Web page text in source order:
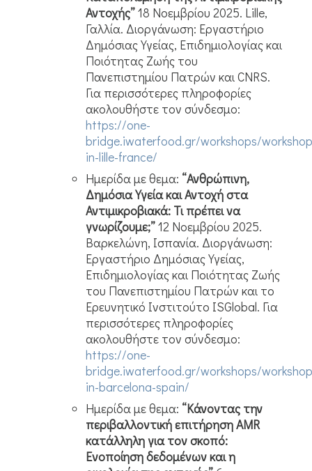
Αντοχής”18 Νοεμβρίου 2025. Lille,
Γαλλία. Διοργάνωση: Εργαστήριο
Δημόσιας Υγείας, Επιδημιολογίας και
Ποιότητας Ζωής του
Πανεπιστημίου Πατρών και CNRS.
Για περισσότερες πληροφορίες
ακολουθήστε τον σύνδεσμο:
https://one-
bridge.iwaterfood.gr/workshops/
in-lille-france/
Ημερίδα με θεμα: “Ανθρώπινη,
Δημόσια Υγεία και Αντοχή στα
Αντιμικροβιακά: Τι πρέπει να
γνωρίζουμε;”12 Νοεμβρίου 2025.
Βαρκελώνη, Ισπανία. Διοργάνωση:
Εργαστήριο Δημόσιας Υγείας,
Επιδημιολογίας και Ποιότητας Ζωής
του Πανεπιστημίου Πατρών και το
Ερευνητικό Ινστιτούτο ISGlobal. Για
περισσότερες πληροφορίες
ακολουθήστε τον σύνδεσμο:
https://one-
bridge.iwaterfood.gr/workshops/
in-barcelona-spain/
Ημερίδα με θεμα: “Κάνοντας την
περιβαλλοντική επιτήρηση AMR
κατάλληλη για τον σκοπό:
Ενοποίηση δεδομένων και η